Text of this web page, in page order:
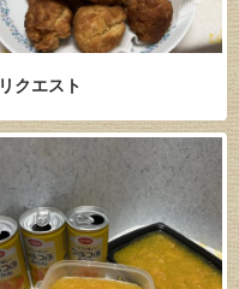
リクエスト